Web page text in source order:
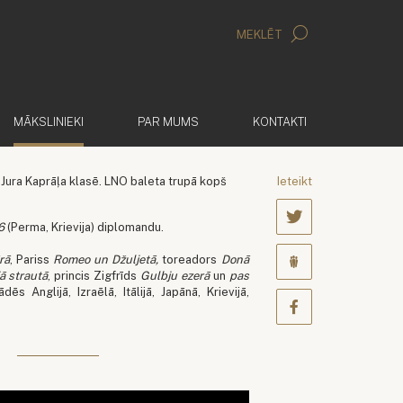
MEKLĒT
MĀKSLINIEKI PAR MUMS KONTAKTI
Kaprāļa klasē. LNO baleta trupā kopš
(Perma, Krievija) diplomandu.
, Pariss Romeo un Džuljetā,toreadors Donā
strautā, princis Zigfrīds Gulbju ezerāun pas
Anglijā, Izraēlā, Itālijā, Japānā, Krievijā,
Ieteikt